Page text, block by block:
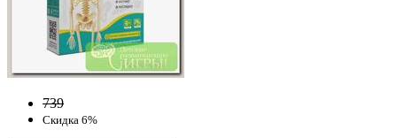
739
Скидка 6%